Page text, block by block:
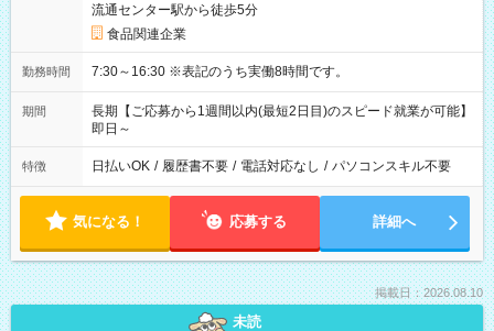
流通センター駅から徒歩5分
食品関連企業
勤務時間 7:30～16:30 ※表記のうち実働8時間です。
期間
長期【ご応募から1週間以内(最短2日目)のスピード就業が可能】
即日～
特徴 日払いOK / 履歴書不要 / 電話対応なし / パソコンスキル不要
気になる！ 応募する 詳細へ
掲載日：2026.08.10
未読